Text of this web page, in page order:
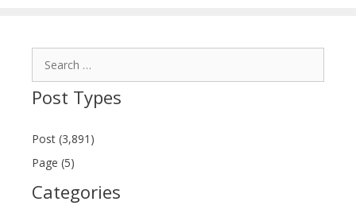
Post Types
Post (3,891)
Page (5)
Categories